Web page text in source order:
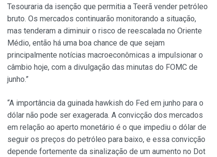
Tesouraria da isenção que permitia a Teerã vender petróleo
bruto. Os mercados continuarão monitorando a situação,
mas tenderam a diminuir o risco de reescalada no Oriente
Médio, então há uma boa chance de que sejam
principalmente notícias macroeconômicas a impulsionar o
câmbio hoje, com a divulgação das minutas do FOMC de
junho.”
“A importância da guinada hawkish do Fed em junho para o
dólar não pode ser exagerada. A convicção dos mercados
em relação ao aperto monetário é o que impediu o dólar de
seguir os preços do petróleo para baixo, e essa convicção
depende fortemente da sinalização de um aumento no Dot